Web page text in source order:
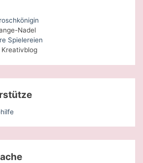
Nadel
Spielereien
Kreativblog